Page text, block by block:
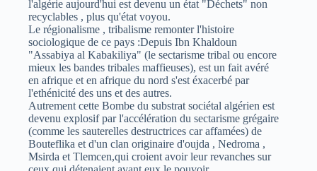
l'algérie aujourd'hui est devenu un état "Déchets" non
recyclables , plus qu'état voyou.
Le régionalisme , tribalisme remonter l'histoire
sociologique de ce pays :Depuis Ibn Khaldoun
"Assabiya al Kabakiliya" (le sectarisme tribal ou encore
mieux les bandes tribales maffieuses), est un fait avéré
en afrique et en afrique du nord s'est éxacerbé par
l'ethénicité des uns et des autres.
Autrement cette Bombe du substrat sociétal algérien est
devenu explosif par l'accélération du sectarisme grégaire
(comme les sauterelles destructrices car affamées) de
Bouteflika et d'un clan originaire d'oujda , Nedroma ,
Msirda et Tlemcen,qui croient avoir leur revanches sur